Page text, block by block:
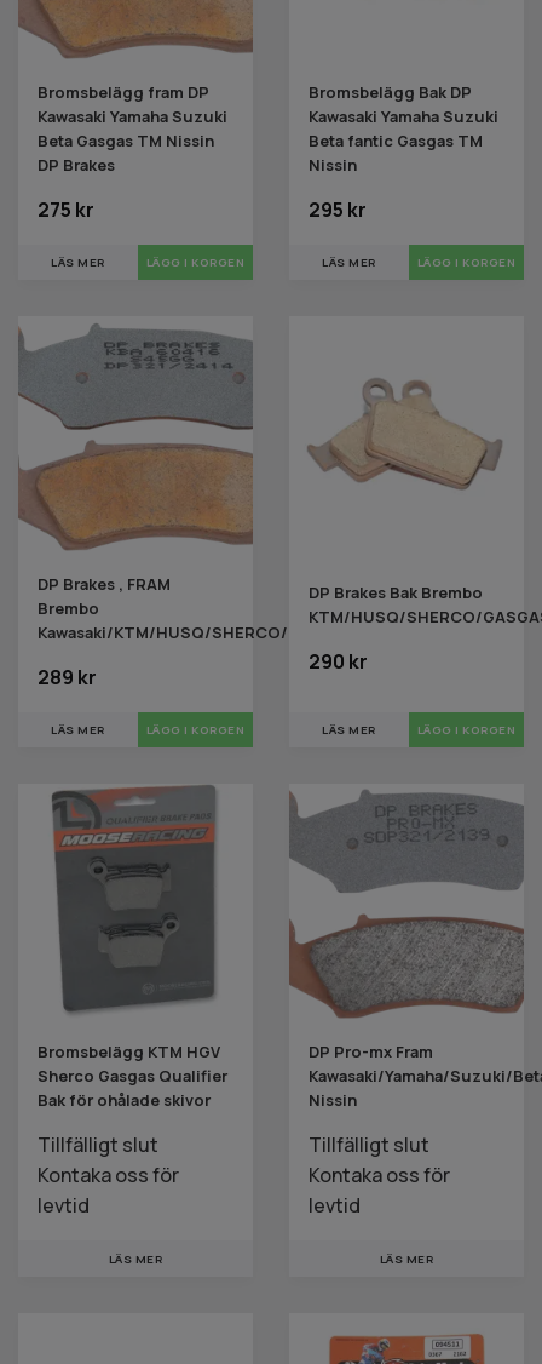
Bromsbelägg fram DP
Kawasaki Yamaha Suzuki
Beta Gasgas TM Nissin
DP Brakes
275 kr
LÄS MER
Bromsbelägg Bak DP
Kawasaki Yamaha Suzuki
Beta fantic Gasgas TM
Nissin
295 kr
LÄS MER
DP Brakes , FRAM
Brembo
Kawasaki/KTM/HUSQ/SHERCO/GASGAS
289 kr
LÄS MER
DP Brakes Bak Brembo
KTM/HUSQ/SHERCO/
290 kr
LÄS MER
Bromsbelägg KTM HGV
Sherco Gasgas Qualifier
Bak för ohålade skivor
Tillfälligt slut
Kontaka oss för
levtid
LÄS MER
DP Pro-mx Fram
Kawasaki/Yamaha/Suzuki/
Nissin
Tillfälligt slut
Kontaka oss för
levtid
LÄS MER